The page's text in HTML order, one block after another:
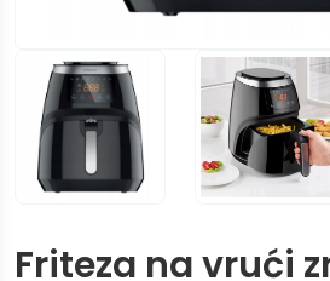
Friteza na vrući